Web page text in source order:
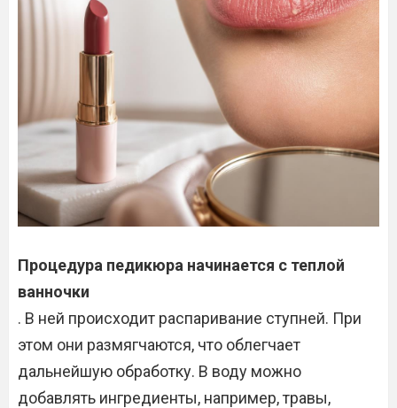
Процедура педикюра начинается с теплой
ванночки
. В ней происходит распаривание ступней. При
этом они размягчаются, что облегчает
дальнейшую обработку. В воду можно
добавлять ингредиенты, например, травы,